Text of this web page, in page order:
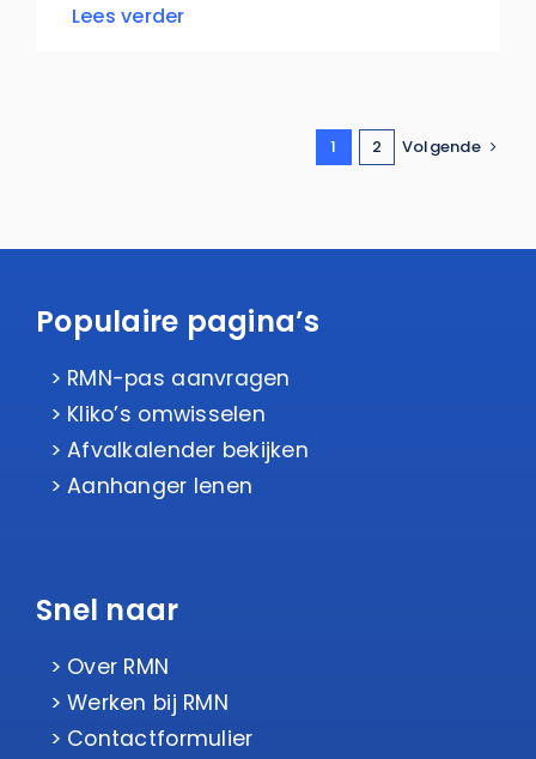
Lees verder
1 2 Volgende
Populaire pagina’s
RMN-pas aanvragen
Kliko’s omwisselen
Afvalkalender bekijken
Aanhanger lenen
Snel naar
Over RMN
Werken bij RMN
Contactformulier